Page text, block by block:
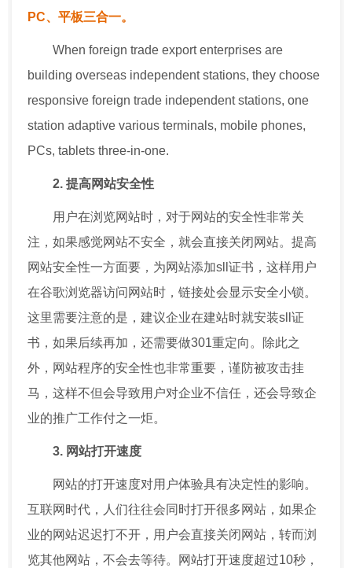
PC、平板三合一。
When foreign trade export enterprises are
building overseas independent stations, they choose
responsive foreign trade independent stations, one
station adaptive various terminals, mobile phones,
PCs, tablets three-in-one.
2. 提高网站安全性
用户在浏览网站时，对于网站的安全性非常关
注，如果感觉网站不安全，就会直接关闭网站。提高
网站安全性一方面要，为网站添加sll证书，这样用户
在谷歌浏览器访问网站时，链接处会显示安全小锁。
这里需要注意的是，建议企业在建站时就安装sll证
书，如果后续再加，还需要做301重定向。除此之
外，网站程序的安全性也非常重要，谨防被攻击挂
马，这样不但会导致用户对企业不信任，还会导致企
业的推广工作付之一炬。
3. 网站打开速度
网站的打开速度对用户体验具有决定性的影响。
互联网时代，人们往往会同时打开很多网站，如果企
业的网站迟迟打不开，用户会直接关闭网站，转而浏
览其他网站，不会去等待。网站打开速度超过10秒，